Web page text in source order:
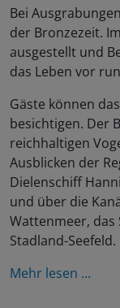
Bei
der Bronzezeit.
ausgestellt und
das Leben vor
Gäste können
besichtigen. Der
reichhaltigen
Ausblicken der
Dielenschiff
und über die
Wattenmeer, das
Stadland-Seefeld.
Mehr lesen ...